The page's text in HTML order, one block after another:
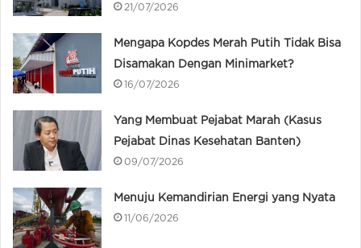
21/07/2026
Mengapa Kopdes Merah Putih Tidak Bisa
Disamakan Dengan Minimarket?
16/07/2026
Yang Membuat Pejabat Marah (Kasus
Pejabat Dinas Kesehatan Banten)
09/07/2026
Menuju Kemandirian Energi yang Nyata
11/06/2026